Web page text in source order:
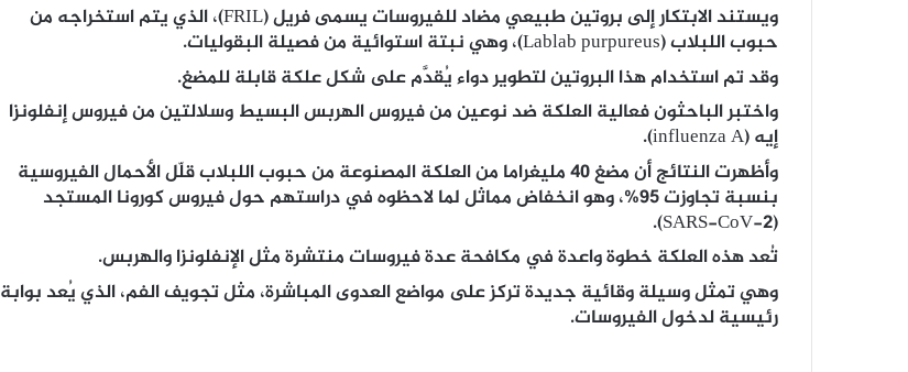
ويستند الابتكار إلى بروتين طبيعي مضاد للفيروسات يسمى فريل (FRIL)، الذي يتم استخراجه من
حبوب اللبلاب (Lablab purpureus)، وهي نبتة استوائية من فصيلة البقوليات.
وقد تم استخدام هذا البروتين لتطوير دواء يُقدَّم على شكل علكة قابلة للمضغ.
واختبر الباحثون فعالية العلكة ضد نوعين من فيروس الهربس البسيط وسلالتين من فيروس إنفلونزا
إيه (influenza A).
وأظهرت النتائج أن مضغ 40 مليغراما من العلكة المصنوعة من حبوب اللبلاب قلّل الأحمال الفيروسية
بنسبة تجاوزت 95%، وهو انخفاض مماثل لما لاحظوه في دراستهم حول فيروس كورونا المستجد
(SARS-CoV-2).
تُعد هذه العلكة خطوة واعدة في مكافحة عدة فيروسات منتشرة مثل الإنفلونزا والهربس.
وهي تمثل وسيلة وقائية جديدة تركز على مواضع العدوى المباشرة، مثل تجويف الفم، الذي يُعد بوابة
رئيسية لدخول الفيروسات.